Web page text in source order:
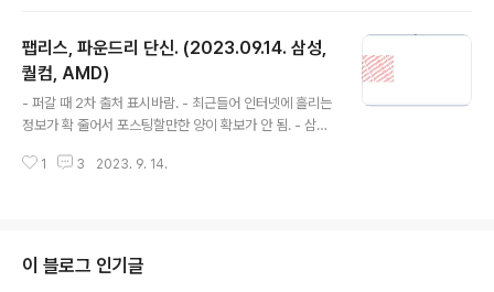
승이 4.4% IPC 향상이 적긴한데 A15, A16이 IPC 향상
없이 클럭 상승만으로 성능 올렸던거에 비하면 양호한 편.
초기 결과이니 향후 점수가 오른다면 IPC 향상치가 더 올
라갈 가능성은 있음. 10%까지는 어려워보이고 A13 -> A
팹리스, 파운드리 단신. (2023.09.14. 삼성,
퀄컴, AMD)
- 퍼갈 때 2차 출처 표시바람. - 최근들어 인터넷에 흘리는
정보가 확 줄어서 포스팅할만한 양이 확보가 안 됨. - 삼성
nm 공정으로 개발 중. ELP 코어는 Cortex-X 계열인데
리 단신. (2023.03.25. 삼성, 비보, 애플)) S5E9955(엑
시노스2500?)에 Cortex-X5 탑재가 확인됐다고 볼 수
1 3 2023. 9. 14.
이 블로그 인기글